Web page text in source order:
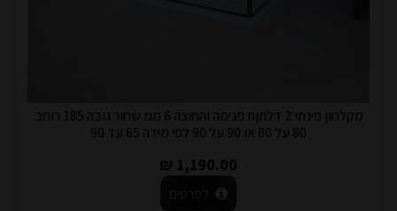
מקלחון פינתי 2 דלתןת פנימה והחוצה 6 ממ שחור גובה 185 רוחב
80 על 80 או 90 על 90 לפי מידה 65 עד 90
1,190.00 ₪
לפרטים